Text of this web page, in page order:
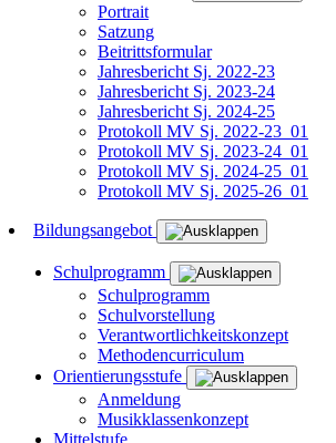
Portrait
Satzung
Beitrittsformular
Jahresbericht Sj. 2022-23
Jahresbericht Sj. 2023-24
Jahresbericht Sj. 2024-25
Protokoll MV Sj. 2022-23_01
Protokoll MV Sj. 2023-24_01
Protokoll MV Sj. 2024-25_01
Protokoll MV Sj. 2025-26_01
Bildungsangebot
Schulprogramm
Schulprogramm
Schulvorstellung
Verantwortlichkeitskonzept
Methodencurriculum
Orientierungsstufe
Anmeldung
Musikklassenkonzept
Mittelstufe